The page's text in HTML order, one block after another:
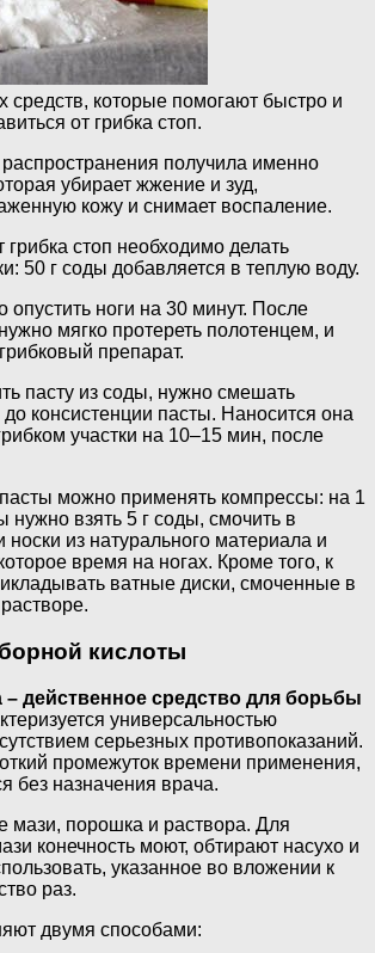
средств, которые помогают быстро и
от грибка стоп.
получила именно
убирает жжение и зуд,
кожу и снимает воспаление.
грибка стоп необходимо делать
50 г соды добавляется в теплую воду.
опустить ноги на 30 минут. После
мягко протереть полотенцем, и
препарат.
пасту из соды, нужно смешать
консистенции пасты. Наносится она
участки на 10–15 мин, после
можно применять компрессы: на 1
нужно взять 5 г соды, смочить в
носки из натурального материала и
время на ногах. Кроме того, к
ватные диски, смоченные в
кислоты
– действенное средство для борьбы
универсальностью
серьезных противопоказаний.
промежуток времени применения,
без назначения врача.
мази, порошка и раствора. Для
конечность моют, обтирают насухо и
указанное во вложении к
раз.
двумя способами: